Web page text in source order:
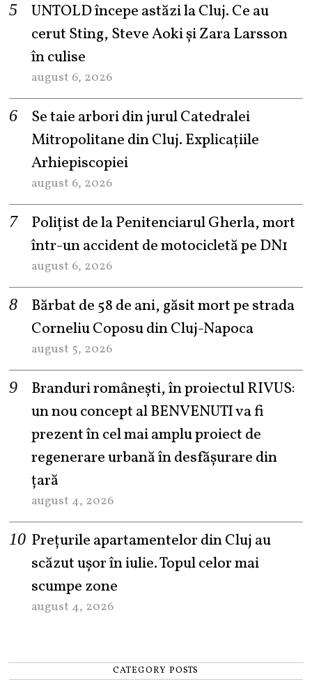
UNTOLD începe astăzi la Cluj. Ce au
cerut Sting, Steve Aoki și Zara Larsson
în culise
august 6, 2026
Se taie arbori din jurul Catedralei
Mitropolitane din Cluj. Explicațiile
Arhiepiscopiei
august 6, 2026
Polițist de la Penitenciarul Gherla, mort
într-un accident de motocicletă pe DN1
august 6, 2026
Bărbat de 58 de ani, găsit mort pe strada
Corneliu Coposu din Cluj-Napoca
august 5, 2026
Branduri românești, în proiectul RIVUS:
un nou concept al BENVENUTI va fi
prezent în cel mai amplu proiect de
regenerare urbană în desfășurare din
țară
august 4, 2026
Prețurile apartamentelor din Cluj au
scăzut ușor în iulie. Topul celor mai
scumpe zone
august 4, 2026
CATEGORY POSTS